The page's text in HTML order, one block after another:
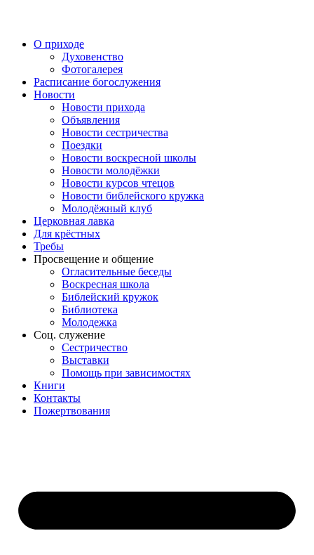
О приходе
Духовенство
Фотогалерея
Расписание богослужения
Новости
Новости прихода
Объявления
Новости сестричества
Поездки
Новости воскресной школы
Новости молодёжки
Новости курсов чтецов
Новости библейского кружка
Молодёжный клуб
Церковная лавка
Для крёстных
Требы
Просвещение и общение
Огласительные беседы
Воскресная школа
Библейский кружок
Библиотека
Молодежка
Соц. служение
Сестричество
Выставки
Помощь при зависимостях
Книги
Контакты
Пожертвования